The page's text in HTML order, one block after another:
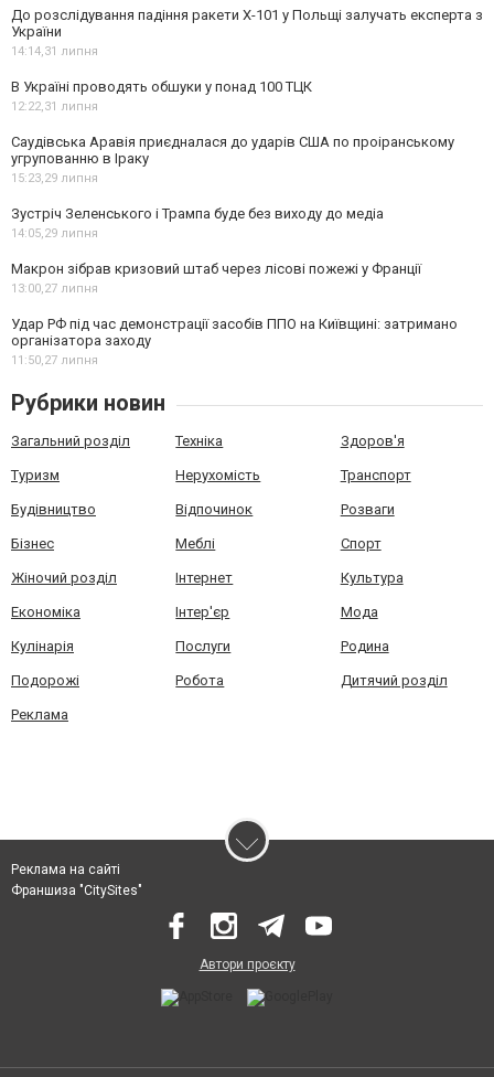
До розслідування падіння ракети Х-101 у Польщі залучать експерта з
України
14:14,31 липня
В Україні проводять обшуки у понад 100 ТЦК
12:22,31 липня
Саудівська Аравія приєдналася до ударів США по проіранському
угрупованню в Іраку
15:23,29 липня
Зустріч Зеленського і Трампа буде без виходу до медіа
14:05,29 липня
Макрон зібрав кризовий штаб через лісові пожежі у Франції
13:00,27 липня
Удар РФ під час демонстрації засобів ППО на Київщині: затримано
організатора заходу
11:50,27 липня
Рубрики новин
Загальний розділ Техніка Здоров'я
Туризм Нерухомість Транспорт
Будівництво Відпочинок Розваги
Бізнес Меблі Спорт
Жіночий розділ Інтернет Культура
Економіка Інтер'єр Мода
Кулінарія Послуги Родина
Подорожі Робота Дитячий розділ
Реклама
Реклама на сайті
Франшиза "CitySites"
Автори проєкту